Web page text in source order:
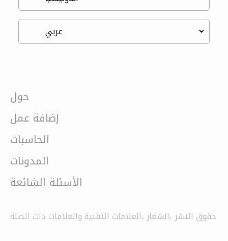
حول
إضافة عمل
الحاسبات
المدونات
الأسئلة الشائعة
حقوق النشر ،الشعار ،العلامات التقنية والعلامات ذات الصلة